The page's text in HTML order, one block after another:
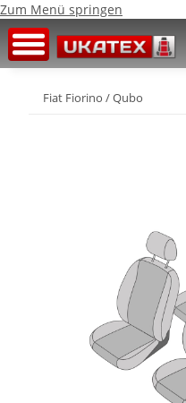
Zum Menü springen
Fiat Fiorino / Qubo